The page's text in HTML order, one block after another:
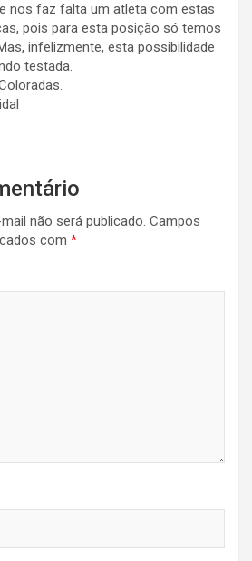
nos faz falta um atleta com estas
pois para esta posição só temos
infelizmente, esta possibilidade
testada.
não será publicado. Campos
com *